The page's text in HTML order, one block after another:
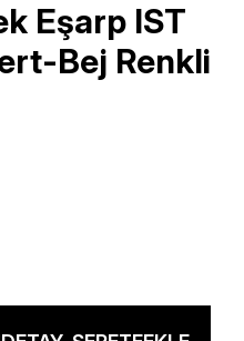
Eşarp IST
Bej Renkli